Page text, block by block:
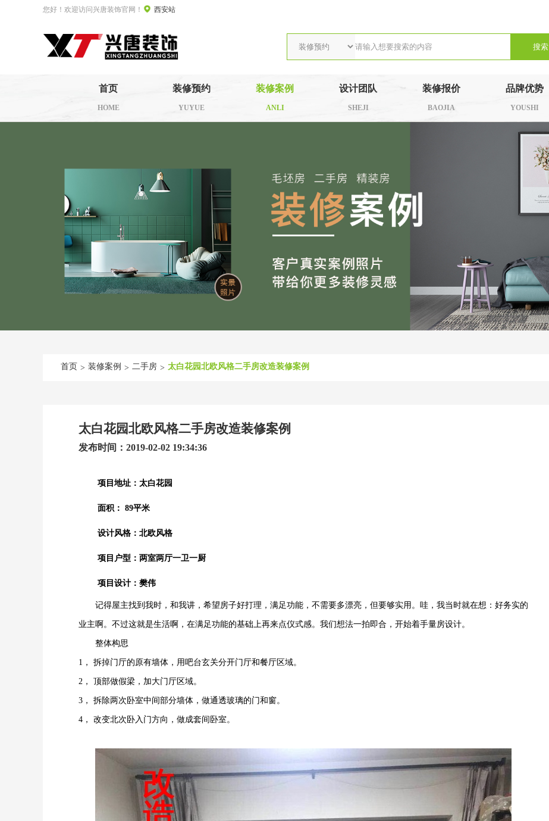
您好！欢迎访问兴唐装饰官网！ 西安站
搜索
首页
HOME
装修预约
YUYUE
装修案例
ANLI
设计团队
SHEJI
装修报价
BAOJIA
品牌优势
YOUSHI
首页 > 装修案例 > 二手房 > 太白花园北欧风格二手房改造装修案例
太白花园北欧风格二手房改造装修案例
发布时间：2019-02-02 19:34:36
项目地址：太白花园
面积： 89平米
设计风格：北欧风格
项目户型：两室两厅一卫一厨
项目设计：樊伟
记得屋主找到我时，和我讲，希望房子好打理，满足功能，不需要多漂亮，但要够实用。哇，我当时就在想：好务实的
业主啊。不过这就是生活啊，在满足功能的基础上再来点仪式感。我们想法一拍即合，开始着手量房设计。
整体构思
1， 拆掉门厅的原有墙体，用吧台玄关分开门厅和餐厅区域。
2， 顶部做假梁，加大门厅区域。
3， 拆除两次卧室中间部分墙体，做通透玻璃的门和窗。
4， 改变北次卧入门方向，做成套间卧室。